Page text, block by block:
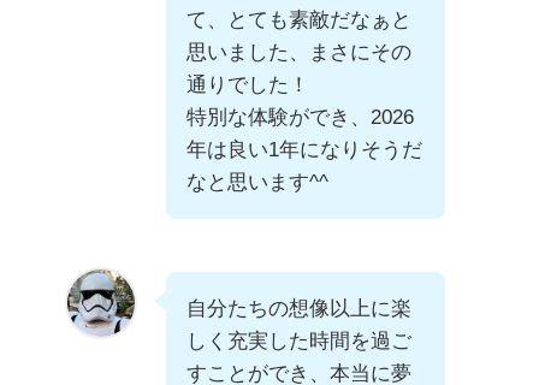
て、とても素敵だなぁと
思いました、まさにその
通りでした！
特別な体験ができ、2026
年は良い1年になりそうだ
なと思います^^
自分たちの想像以上に楽
しく充実した時間を過ご
すことができ、本当に夢